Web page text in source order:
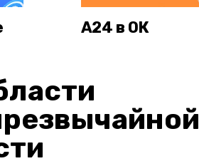
А24 в ОК